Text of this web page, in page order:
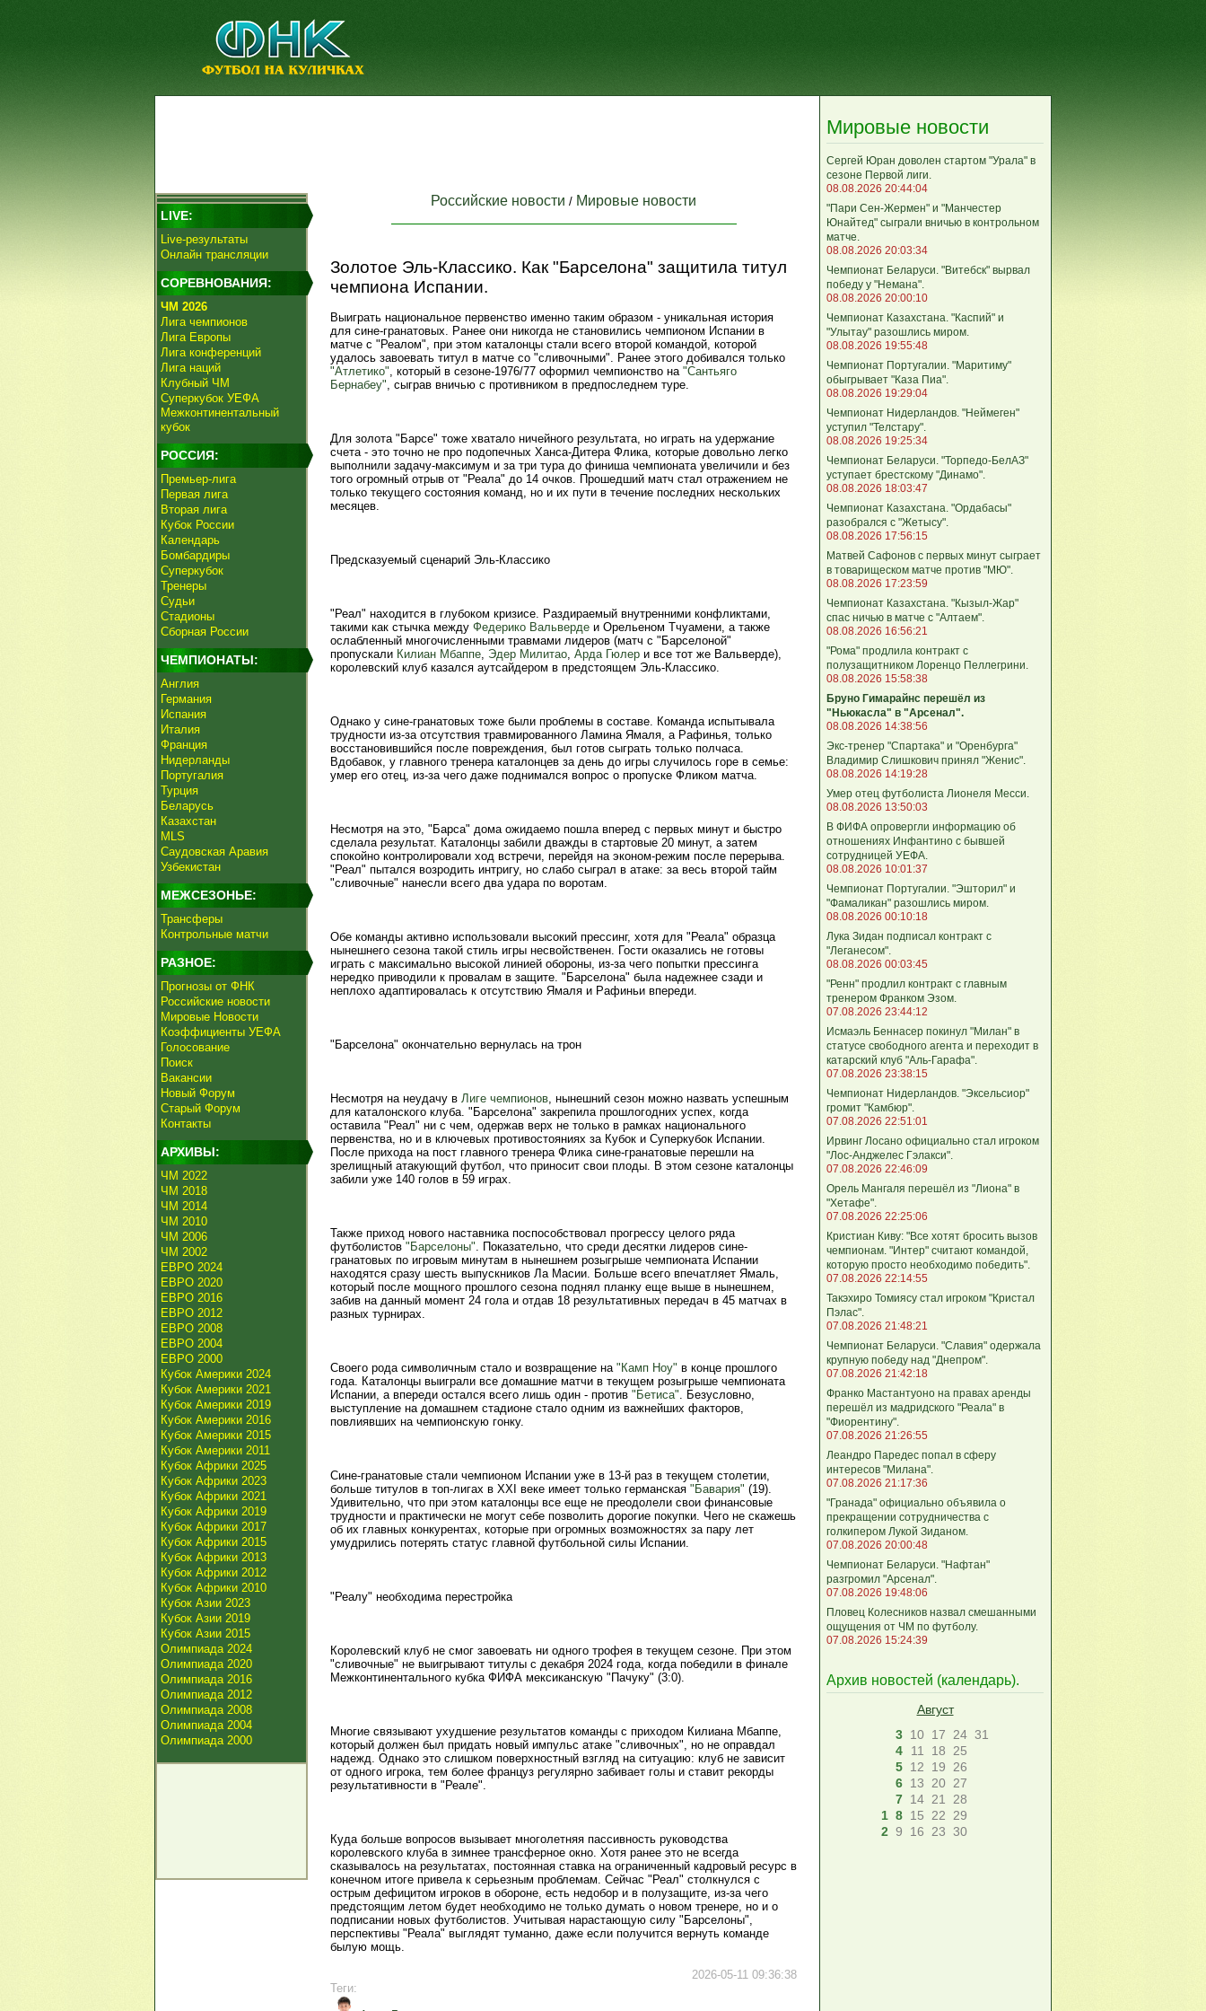
LIVE:
Live-результаты
Онлайн трансляции
СОРЕВНОВАНИЯ:
ЧМ 2026
Лига чемпионов
Лига Европы
Лига конференций
Лига наций
Клубный ЧМ
Суперкубок УЕФА
Межконтинентальный
кубок
РОССИЯ:
Премьер-лига
Первая лига
Вторая лига
Кубок России
Календарь
Бомбардиры
Суперкубок
Тренеры
Судьи
Стадионы
Сборная России
ЧЕМПИОНАТЫ:
Англия
Германия
Испания
Италия
Франция
Нидерланды
Португалия
Турция
Беларусь
Казахстан
MLS
Саудовская Аравия
Узбекистан
МЕЖСЕЗОНЬЕ:
Трансферы
Контрольные матчи
РАЗНОЕ:
Прогнозы от ФНК
Российские новости
Мировые Новости
Коэффициенты УЕФА
Голосование
Поиск
Вакансии
Новый Форум
Старый Форум
Контакты
АРХИВЫ:
ЧМ 2022
ЧМ 2018
ЧМ 2014
ЧМ 2010
ЧМ 2006
ЧМ 2002
ЕВРО 2024
ЕВРО 2020
ЕВРО 2016
ЕВРО 2012
ЕВРО 2008
ЕВРО 2004
ЕВРО 2000
Кубок Америки 2024
Кубок Америки 2021
Кубок Америки 2019
Кубок Америки 2016
Кубок Америки 2015
Кубок Америки 2011
Кубок Африки 2025
Кубок Африки 2023
Кубок Африки 2021
Кубок Африки 2019
Кубок Африки 2017
Кубок Африки 2015
Кубок Африки 2013
Кубок Африки 2012
Кубок Африки 2010
Кубок Азии 2023
Кубок Азии 2019
Кубок Азии 2015
Олимпиада 2024
Олимпиада 2020
Олимпиада 2016
Олимпиада 2012
Олимпиада 2008
Олимпиада 2004
Олимпиада 2000
Российские новости / Мировые новости
Золотое Эль-Классико. Как "Барселона" защитила титул
чемпиона Испании.
Выиграть национальное первенство именно таким образом - уникальная история
для сине-гранатовых. Ранее они никогда не становились чемпионом Испании в
матче с "Реалом", при этом каталонцы стали всего второй командой, которой
удалось завоевать титул в матче со "сливочными". Ранее этого добивался только
"Атлетико", который в сезоне-1976/77 оформил чемпионство на "Сантьяго
Бернабеу", сыграв вничью с противником в предпоследнем туре.
Для золота "Барсе" тоже хватало ничейного результата, но играть на удержание
счета - это точно не про подопечных Ханса-Дитера Флика, которые довольно легко
выполнили задачу-максимум и за три тура до финиша чемпионата увеличили и без
того огромный отрыв от "Реала" до 14 очков. Прошедший матч стал отражением не
только текущего состояния команд, но и их пути в течение последних нескольких
месяцев.
Предсказуемый сценарий Эль-Классико
"Реал" находится в глубоком кризисе. Раздираемый внутренними конфликтами,
такими как стычка между Федерико Вальверде и Орельеном Тчуамени, а также
ослабленный многочисленными травмами лидеров (матч с "Барселоной"
пропускали Килиан Мбаппе, Эдер Милитао, Арда Гюлер и все тот же Вальверде),
королевский клуб казался аутсайдером в предстоящем Эль-Классико.
Однако у сине-гранатовых тоже были проблемы в составе. Команда испытывала
трудности из-за отсутствия травмированного Ламина Ямаля, а Рафинья, только
восстановившийся после повреждения, был готов сыграть только полчаса.
Вдобавок, у главного тренера каталонцев за день до игры случилось горе в семье:
умер его отец, из-за чего даже поднимался вопрос о пропуске Фликом матча.
Несмотря на это, "Барса" дома ожидаемо пошла вперед с первых минут и быстро
сделала результат. Каталонцы забили дважды в стартовые 20 минут, а затем
спокойно контролировали ход встречи, перейдя на эконом-режим после перерыва.
"Реал" пытался возродить интригу, но слабо сыграл в атаке: за весь второй тайм
"сливочные" нанесли всего два удара по воротам.
Обе команды активно использовали высокий прессинг, хотя для "Реала" образца
нынешнего сезона такой стиль игры несвойственен. Гости оказались не готовы
играть с максимально высокой линией обороны, из-за чего попытки прессинга
нередко приводили к провалам в защите. "Барселона" была надежнее сзади и
неплохо адаптировалась к отсутствию Ямаля и Рафиньи впереди.
"Барселона" окончательно вернулась на трон
Несмотря на неудачу в Лиге чемпионов, нынешний сезон можно назвать успешным
для каталонского клуба. "Барселона" закрепила прошлогодних успех, когда
оставила "Реал" ни с чем, одержав верх не только в рамках национального
первенства, но и в ключевых противостояниях за Кубок и Суперкубок Испании.
После прихода на пост главного тренера Флика сине-гранатовые перешли на
зрелищный атакующий футбол, что приносит свои плоды. В этом сезоне каталонцы
забили уже 140 голов в 59 играх.
Также приход нового наставника поспособствовал прогрессу целого ряда
футболистов "Барселоны". Показательно, что среди десятки лидеров сине-
гранатовых по игровым минутам в нынешнем розыгрыше чемпионата Испании
находятся сразу шесть выпускников Ла Масии. Больше всего впечатляет Ямаль,
который после мощного прошлого сезона поднял планку еще выше в нынешнем,
забив на данный момент 24 гола и отдав 18 результативных передач в 45 матчах в
разных турнирах.
Своего рода символичным стало и возвращение на "Камп Ноу" в конце прошлого
года. Каталонцы выиграли все домашние матчи в текущем розыгрыше чемпионата
Испании, а впереди остался всего лишь один - против "Бетиса". Безусловно,
выступление на домашнем стадионе стало одним из важнейших факторов,
повлиявших на чемпионскую гонку.
Сине-гранатовые стали чемпионом Испании уже в 13-й раз в текущем столетии,
больше титулов в топ-лигах в XXI веке имеет только германская "Бавария" (19).
Удивительно, что при этом каталонцы все еще не преодолели свои финансовые
трудности и практически не могут себе позволить дорогие покупки. Чего не скажешь
об их главных конкурентах, которые при огромных возможностях за пару лет
умудрились потерять статус главной футбольной силы Испании.
"Реалу" необходима перестройка
Королевский клуб не смог завоевать ни одного трофея в текущем сезоне. При этом
"сливочные" не выигрывают титулы с декабря 2024 года, когда победили в финале
Межконтинентального кубка ФИФА мексиканскую "Пачуку" (3:0).
Многие связывают ухудшение результатов команды с приходом Килиана Мбаппе,
который должен был придать новый импульс атаке "сливочных", но не оправдал
надежд. Однако это слишком поверхностный взгляд на ситуацию: клуб не зависит
от одного игрока, тем более француз регулярно забивает голы и ставит рекорды
результативности в "Реале".
Куда больше вопросов вызывает многолетняя пассивность руководства
королевского клуба в зимнее трансферное окно. Хотя ранее это не всегда
сказывалось на результатах, постоянная ставка на ограниченный кадровый ресурс в
конечном итоге привела к серьезным проблемам. Сейчас "Реал" столкнулся с
острым дефицитом игроков в обороне, есть недобор и в полузащите, из-за чего
предстоящим летом будет необходимо не только думать о новом тренере, но и о
подписании новых футболистов. Учитывая нарастающую силу "Барселоны",
перспективы "Реала" выглядят туманно, даже если получится вернуть команде
былую мощь.
2026-05-11 09:36:38
Теги:
Мировые новости
Сергей Юран доволен стартом "Урала" в
сезоне Первой лиги.
08.08.2026 20:44:04
"Пари Сен-Жермен" и "Манчестер
Юнайтед" сыграли вничью в контрольном
матче.
08.08.2026 20:03:34
Чемпионат Беларуси. "Витебск" вырвал
победу у "Немана".
08.08.2026 20:00:10
Чемпионат Казахстана. "Каспий" и
"Улытау" разошлись миром.
08.08.2026 19:55:48
Чемпионат Португалии. "Маритиму"
обыгрывает "Каза Пиа".
08.08.2026 19:29:04
Чемпионат Нидерландов. "Неймеген"
уступил "Телстару".
08.08.2026 19:25:34
Чемпионат Беларуси. "Торпедо-БелАЗ"
уступает брестскому "Динамо".
08.08.2026 18:03:47
Чемпионат Казахстана. "Ордабасы"
разобрался с "Жетысу".
08.08.2026 17:56:15
Матвей Сафонов с первых минут сыграет
в товарищеском матче против "МЮ".
08.08.2026 17:23:59
Чемпионат Казахстана. "Кызыл-Жар"
спас ничью в матче с "Алтаем".
08.08.2026 16:56:21
"Рома" продлила контракт с
полузащитником Лоренцо Пеллегрини.
08.08.2026 15:58:38
Бруно Гимарайнс перешёл из
"Ньюкасла" в "Арсенал".
08.08.2026 14:38:56
Экс-тренер "Спартака" и "Оренбурга"
Владимир Слишкович принял "Женис".
08.08.2026 14:19:28
Умер отец футболиста Лионеля Месси.
08.08.2026 13:50:03
В ФИФА опровергли информацию об
отношениях Инфантино с бывшей
сотрудницей УЕФА.
08.08.2026 10:01:37
Чемпионат Португалии. "Эшторил" и
"Фамаликан" разошлись миром.
08.08.2026 00:10:18
Лука Зидан подписал контракт с
"Леганесом".
08.08.2026 00:03:45
"Ренн" продлил контракт с главным
тренером Франком Эзом.
07.08.2026 23:44:12
Исмаэль Беннасер покинул "Милан" в
статусе свободного агента и переходит в
катарский клуб "Аль-Гарафа".
07.08.2026 23:38:15
Чемпионат Нидерландов. "Эксельсиор"
громит "Камбюр".
07.08.2026 22:51:01
Ирвинг Лосано официально стал игроком
"Лос-Анджелес Гэлакси".
07.08.2026 22:46:09
Орель Мангаля перешёл из "Лиона" в
"Хетафе".
07.08.2026 22:25:06
Кристиан Киву: "Все хотят бросить вызов
чемпионам. "Интер" считают командой,
которую просто необходимо победить".
07.08.2026 22:14:55
Такэхиро Томиясу стал игроком "Кристал
Пэлас".
07.08.2026 21:48:21
Чемпионат Беларуси. "Славия" одержала
крупную победу над "Днепром".
07.08.2026 21:42:18
Франко Мастантуоно на правах аренды
перешёл из мадридского "Реала" в
"Фиорентину".
07.08.2026 21:26:55
Леандро Паредес попал в сферу
интересов "Милана".
07.08.2026 21:17:36
"Гранада" официально объявила о
прекращении сотрудничества с
голкипером Лукой Зиданом.
07.08.2026 20:00:48
Чемпионат Беларуси. "Нафтан"
разгромил "Арсенал".
07.08.2026 19:48:06
Пловец Колесников назвал смешанными
ощущения от ЧМ по футболу.
07.08.2026 15:24:39
Архив новостей (календарь).
Август
3 10 17 24 31
4
11 18
25
5 12 19
26
6 13 20 27
7 14 21
28
1 8 15 22
29
2 9 16 23 30